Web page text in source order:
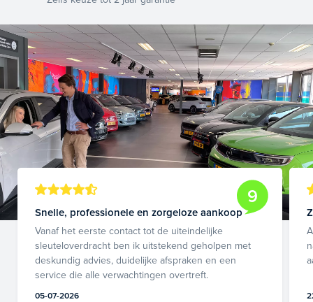
9
Snelle, professionele en zorgeloze aankoop
Vanaf het eerste contact tot de uiteindelijke
sleuteloverdracht ben ik uitstekend geholpen met
deskundig advies, duidelijke afspraken en een
service die alle verwachtingen overtreft.
05-07-2026